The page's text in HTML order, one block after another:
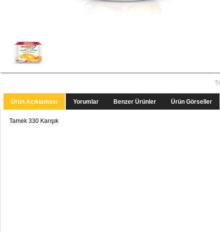
Ürün Açıklaması Yorumlar Benzer Ürünler Ürün Görseller
Tamek 330 Karışık